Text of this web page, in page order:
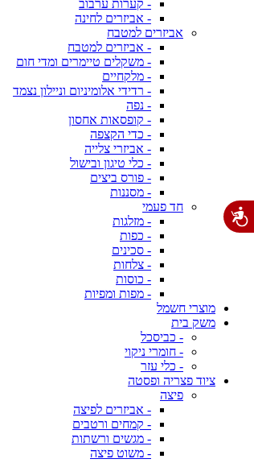
- קערות ערבוב
- אביזרים לחינה
אביזרים למטבח
- אביזרים למטבח
- משקלים טיימרים ומדי חום
- מלקחיים
- רדידי אלומיניום וניילון נצמד
- נפה
- קופסאות אחסון
- כדי הקצפה
- אביזרי צלייה
- כלי טיגון ובישול
- פורס ביצים
- מסננות
חד פעמי
- מזלגות
- כפות
- סכינים
- צלחות
- כוסות
- מפות ומפיות
מוצרי חשמל
משק בית
- כביסכל
- חומרי ניקוי
- כלי עזר
ציוד פצריה ופסטה
פיצה
- אביזרים לפיצה
- קמחים ורטבים
- מגשים ורשתות
- משוט פיצה